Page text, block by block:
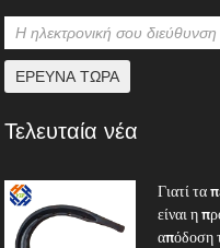
Τελευταία νέα
Γιατί τα
είναι η
απόδοση